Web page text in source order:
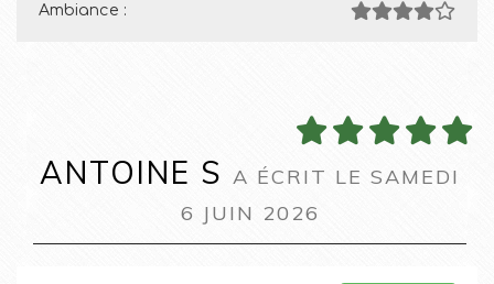
Ambiance :
ANTOINE S A ÉCRIT LE SAMEDI
6 JUIN 2026